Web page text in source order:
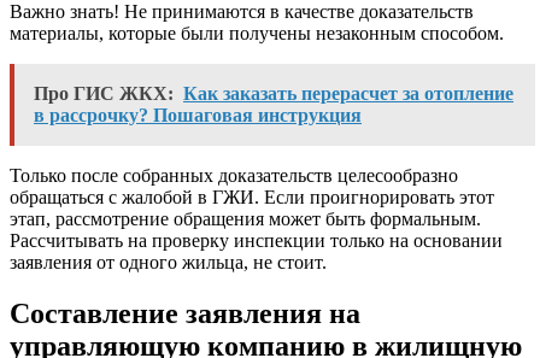
Важно знать! Не принимаются в качестве доказательств
материалы, которые были получены незаконным способом.
Про ГИС ЖКХ: Как заказать перерасчет за отопление
в рассрочку? Пошаговая инструкция
Только после собранных доказательств целесообразно
обращаться с жалобой в ГЖИ. Если проигнорировать этот
этап, рассмотрение обращения может быть формальным.
Рассчитывать на проверку инспекции только на основании
заявления от одного жильца, не стоит.
Составление заявления на
управляющую компанию в жилищную